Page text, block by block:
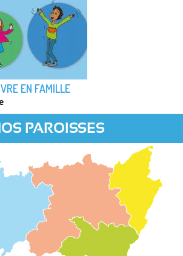
EN FAMILLE
PAROISSES